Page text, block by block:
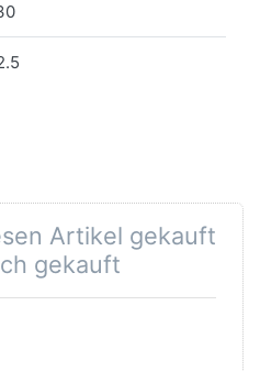
Artikel gekauft
gekauft